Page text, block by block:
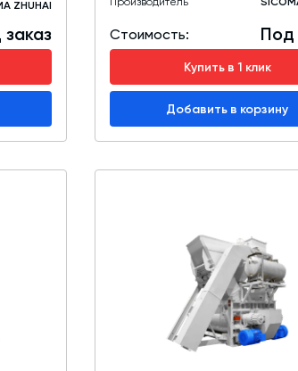
ZHUHAI
Стоимость: Под
Купить в 1 клик
Добавить в корзину